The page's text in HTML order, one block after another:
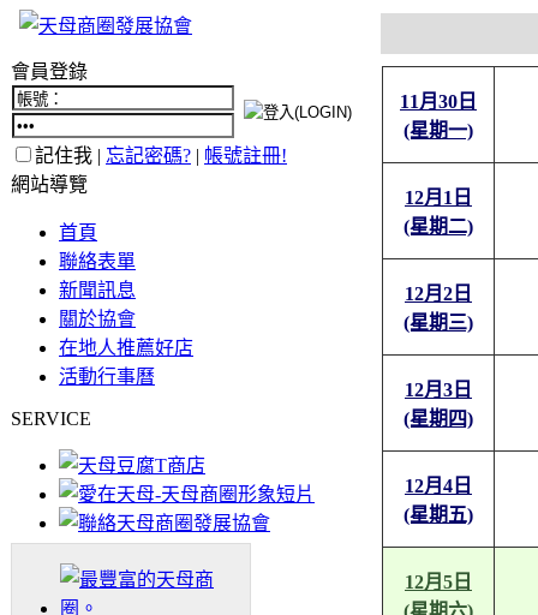
會員登錄
記住我 | 忘記密碼? | 帳號註冊!
網站導覽
首頁
聯絡表單
新聞訊息
關於協會
在地人推薦好店
活動行事曆
SERVICE
11月30日
(星期一)
12月1日
(星期二)
12月2日
(星期三)
12月3日
(星期四)
12月4日
(星期五)
12月5日
(星期六)